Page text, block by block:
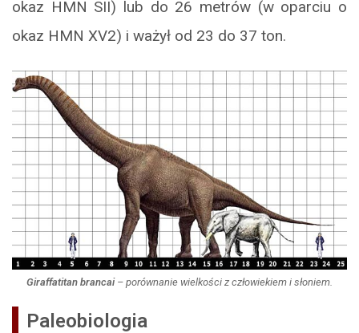
okaz HMN SII) lub do 26 metrów (w oparciu o
okaz HMN XV2) i ważył od 23 do 37 ton.
Giraffatitan brancai– porównanie wielkości z człowiekiem i słoniem.
Paleobiologia